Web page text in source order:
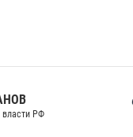
В
скорой